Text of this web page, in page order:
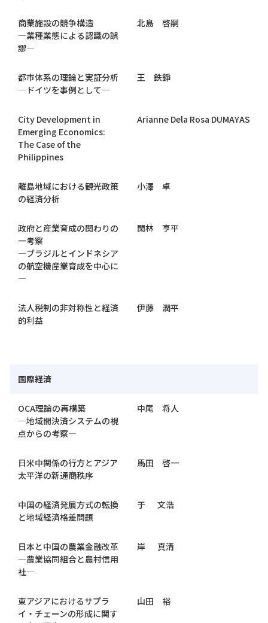
商業施設の競争構造
―業種業態による認識の誤
謬―
北島 啓嗣
都市体系の理論と実証分析
―ドイツを事例として―
王 鉄錚
City Development in
Emerging Economics:
The Case of the
Philippines
Arianne Dela Rosa DUMAYAS
離島地域における観光政策
の経済分析
小澤 卓
政府と産業育成の関わりの
一考察
―ブラジルとインドネシア
の航空機産業育成を中心に
―
閑林 亨平
法人税制の非対称性と経済
的利益
伊藤 潤平
国際経済
OCA理論の再構築
―地域間決済システムの視
点からの考察―
中尾 将人
日米中関係の行方とアジア
太平洋の新通商秩序
馬田 啓一
中国の経済発展方式の転換
と地域経済格差問題
于 文浩
日本と中国の農業金融改革
―農業協同組合と農村信用
社―
岸 真清
東アジアにおけるサプラ
イ・チェーンの形成に関す
山田 裕